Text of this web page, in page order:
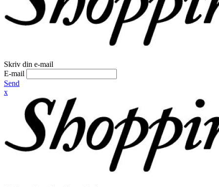
Skriv din e-mail
E-mail
Send
x